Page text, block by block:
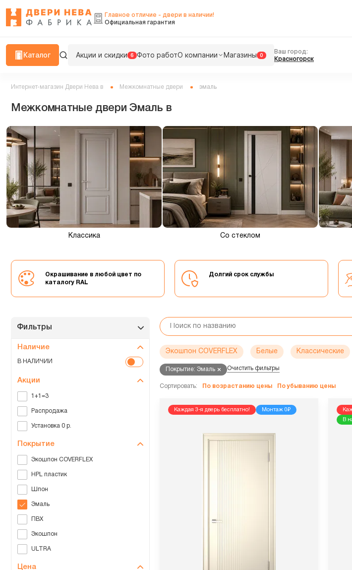
Главное отличие - двери в наличии!
Официальная гарантия
Каталог Акции и скидки 6 Фото работО компании Магазины 0
Ваш город:
Красногорск
Интернет-магазин Двери Нева в Межкомнатные двери эмаль
Межкомнатные двери Эмаль в
Классика Со стеклом
Окрашивание в любой цвет по
каталогу RAL
Долгий срок службы
Фильтры
Наличие
В НАЛИЧИИ
Акции
1+1=3
Распродажа
Установка 0 р.
Покрытие
Экошпон COVERFLEX
HPL пластик
Шпон
Эмаль
ПВХ
Экошпон
ULTRA
Цена
Экошпон COVERFLEX Белые Классические
Покрытие: Эмаль Очистить фильтры
Сортировать: По возрастанию цены По убыванию цены
Каждая 3-я дверь бесплатно! Монтаж 0₽
В